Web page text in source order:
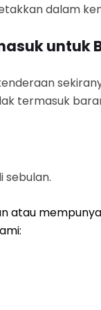
dalam
untuk
termasuk
sebulan.
atau